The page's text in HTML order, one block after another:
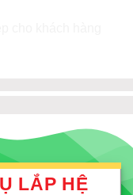
LẮP HỆ